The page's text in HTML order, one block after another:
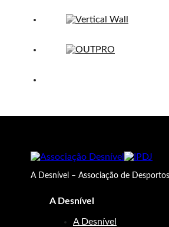
A Desnível – Associação de
A Desnível
A Desnível